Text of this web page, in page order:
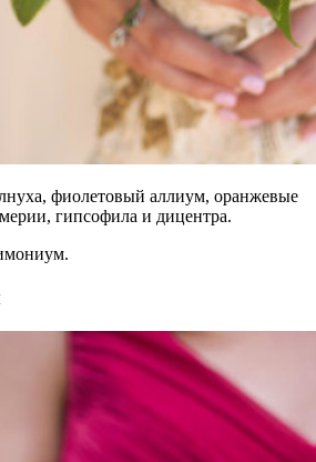
фиолетовый аллиум, оранжевые
гипсофила и дицентра.